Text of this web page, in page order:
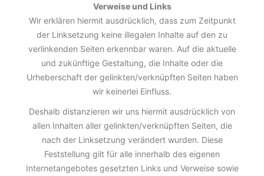
Verweise und Links
Wir erklären hiermit ausdrücklich, dass zum Zeitpunkt
der Linksetzung keine illegalen Inhalte auf den zu
verlinkenden Seiten erkennbar waren. Auf die aktuelle
und zukünftige Gestaltung, die Inhalte oder die
Urheberschaft der gelinkten/verknüpften Seiten haben
wir keinerlei Einfluss.
Deshalb distanzieren wir uns hiermit ausdrücklich von
allen Inhalten aller gelinkten/verknüpften Seiten, die
nach der Linksetzung verändert wurden. Diese
Feststellung gilt für alle innerhalb des eigenen
Internetangebotes gesetzten Links und Verweise sowie